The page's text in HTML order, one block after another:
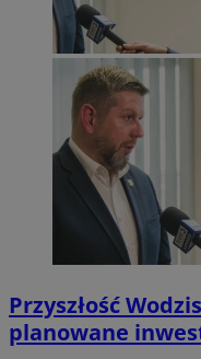
Przyszłość
planowane